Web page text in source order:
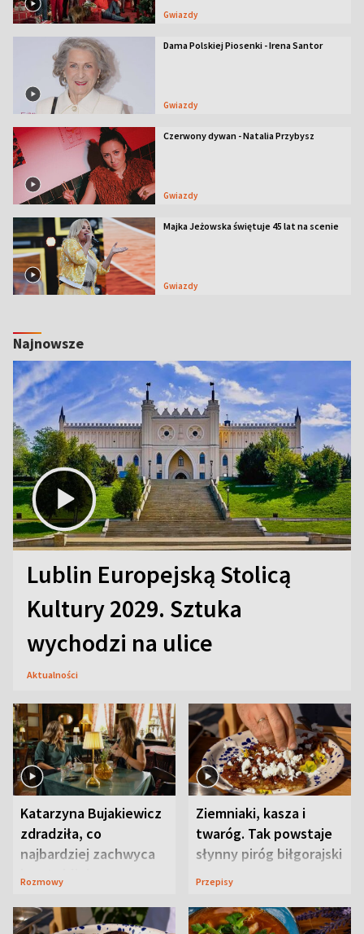
Gwiazdy
Dama Polskiej Piosenki - Irena Santor
Gwiazdy
Czerwony dywan - Natalia Przybysz
Gwiazdy
Majka Jeżowska świętuje 45 lat na scenie
Gwiazdy
Najnowsze
Lublin Europejską Stolicą
Kultury 2029. Sztuka
wychodzi na ulice
Aktualności
Katarzyna Bujakiewicz
zdradziła, co
najbardziej zachwyca
ją w Lublinie
Rozmowy
Ziemniaki, kasza i
twaróg. Tak powstaje
słynny piróg biłgorajski
Przepisy